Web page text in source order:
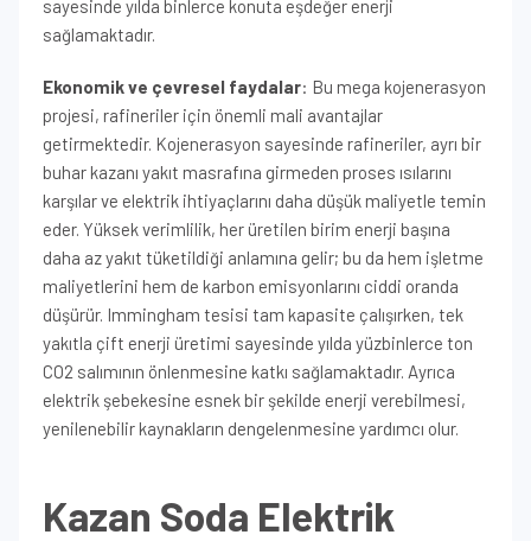
sayesinde yılda binlerce konuta eşdeğer enerji
sağlamaktadır.
Ekonomik ve çevresel faydalar: Bu mega kojenerasyon
projesi, rafineriler için önemli mali avantajlar
getirmektedir. Kojenerasyon sayesinde rafineriler, ayrı bir
buhar kazanı yakıt masrafına girmeden proses ısılarını
karşılar ve elektrik ihtiyaçlarını daha düşük maliyetle temin
eder. Yüksek verimlilik, her üretilen birim enerji başına
daha az yakıt tüketildiği anlamına gelir; bu da hem işletme
maliyetlerini hem de karbon emisyonlarını ciddi oranda
düşürür. Immingham tesisi tam kapasite çalışırken, tek
yakıtla çift enerji üretimi sayesinde yılda yüzbinlerce ton
CO2 salımının önlenmesine katkı sağlamaktadır. Ayrıca
elektrik şebekesine esnek bir şekilde enerji verebilmesi,
yenilenebilir kaynakların dengelenmesine yardımcı olur.
Kazan Soda Elektrik